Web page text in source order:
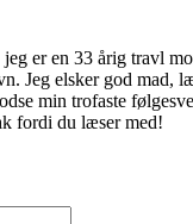
jeg er en 33 årig travl
Jeg elsker god mad,
min trofaste
fordi du læser med!